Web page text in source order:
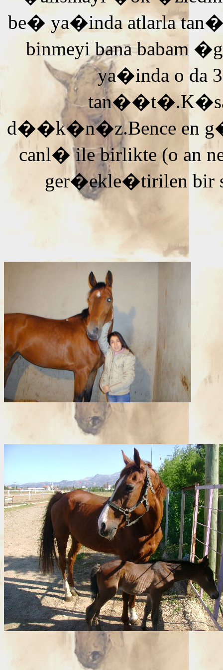
be� ya�inda atlarla
binmeyi bana babam
ya�inda o da
d��k�n�z.Bence en
canl� ile birlikte (o an
ger�ekle�tirilen bir